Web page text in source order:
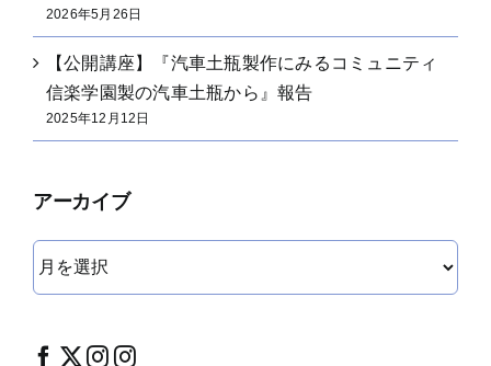
2026年5月26日
【公開講座】『汽車土瓶製作にみるコミュニティ
信楽学園製の汽車土瓶から』報告
2025年12月12日
アーカイブ
イ